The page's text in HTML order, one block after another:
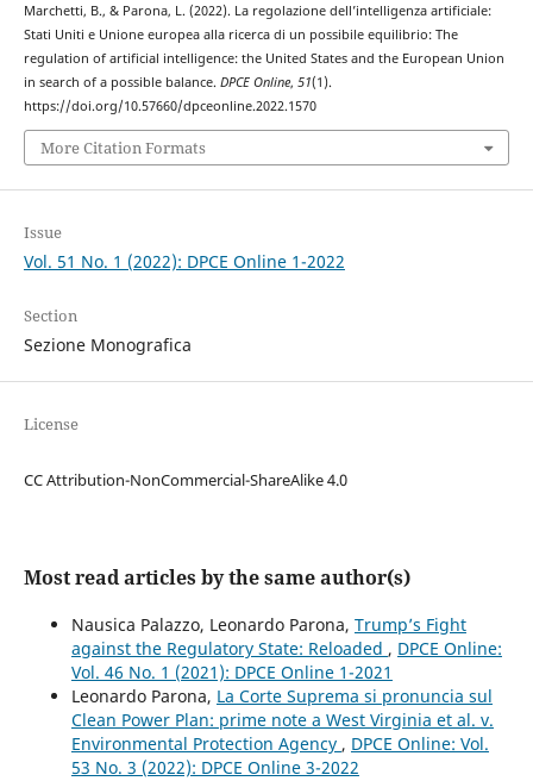
Marchetti, B., & Parona, L. (2022). La regolazione dell’intelligenza artificiale:
Stati Uniti e Unione europea alla ricerca di un possibile equilibrio: The
regulation of artificial intelligence: the United States and the European Union
in search of a possible balance. DPCE Online, 51(1).
https://doi.org/10.57660/dpceonline.2022.1570
More Citation Formats
Issue
Vol. 51 No. 1 (2022): DPCE Online 1-2022
Section
Sezione Monografica
License
CC Attribution-NonCommercial-ShareAlike 4.0
Most read articles by the same author(s)
Nausica Palazzo, Leonardo Parona, Trump’s Fight
against the Regulatory State: Reloaded , DPCE Online:
Vol. 46 No. 1 (2021): DPCE Online 1-2021
Leonardo Parona, La Corte Suprema si pronuncia sul
Clean Power Plan: prime note a West Virginia et al. v.
Environmental Protection Agency , DPCE Online: Vol.
53 No. 3 (2022): DPCE Online 3-2022